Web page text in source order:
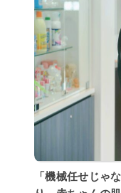
「機械任せじゃ